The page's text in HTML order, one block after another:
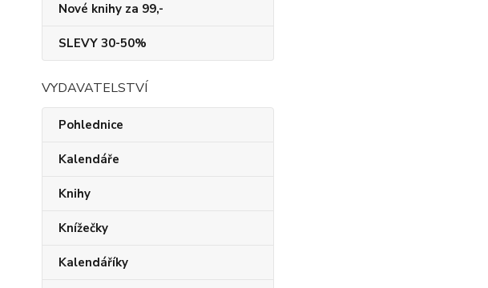
Nové knihy za 99,-
SLEVY 30-50%
VYDAVATELSTVÍ
Pohlednice
Kalendáře
Knihy
Knížečky
Kalendáříky